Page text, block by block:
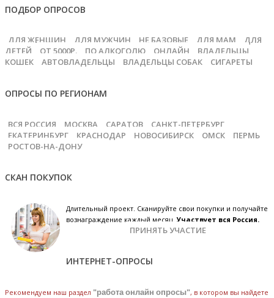
ПОДБОР ОПРОСОВ
ДЛЯ ЖЕНЩИН ДЛЯ МУЖЧИН НЕ БАЗОВЫЕ ДЛЯ МАМ
ДЛЯ
ДЕТЕЙ
ОТ 5000Р. ПО АЛКОГОЛЮ ОНЛАЙН
ВЛАДЕЛЬЦЫ
КОШЕК
АВТОВЛАДЕЛЬЦЫ ВЛАДЕЛЬЦЫ СОБАК СИГАРЕТЫ
ОПРОСЫ ПО РЕГИОНАМ
ВСЯ РОССИЯ МОСКВА САРАТОВ
САНКТ-ПЕТЕРБУРГ
ЕКАТЕРИНБУРГ
КРАСНОДАР НОВОСИБИРСК ОМСК
ПЕРМЬ
РОСТОВ-НА-ДОНУ
СКАН ПОКУПОК
Длительный проект. Сканируйте свои покупки и получайте
вознаграждение каждый месяц.Участвует вся Россия.
ПРИНЯТЬ УЧАСТИЕ
ИНТЕРНЕТ-ОПРОСЫ
Рекомендуем наш раздел "работа онлайн опросы", в котором вы найдете